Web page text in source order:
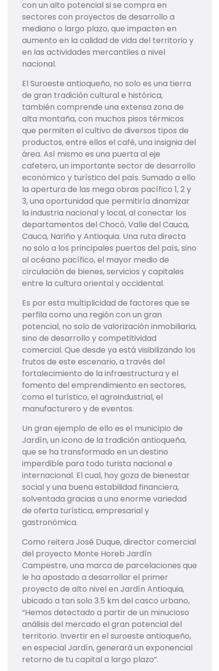
con un alto potencial si se compra en
sectores con proyectos de desarrollo a
mediano o largo plazo, que impacten en
aumento en la calidad de vida del territorio y
en las actividades mercantiles a nivel
nacional.
El Suroeste antioqueño, no solo es una tierra
de gran tradición cultural e histórica,
también comprende una extensa zona de
alta montaña, con muchos pisos térmicos
que permiten el cultivo de diversos tipos de
productos, entre ellos el café, una insignia del
área. Así mismo es una puerta al eje
cafetero, un importante sector de desarrollo
económico y turístico del país. Sumado a ello
la apertura de las mega obras pacífico 1, 2 y
3, una oportunidad que permitiría dinamizar
la industria nacional y local, al conectar los
departamentos del Chocó, Valle del Cauca,
Cauca, Nariño y Antioquia. Una ruta directa
no solo a los principales puertos del país, sino
al océano pacífico, el mayor medio de
circulación de bienes, servicios y capitales
entre la cultura oriental y occidental.
Es por esta multiplicidad de factores que se
perfila como una región con un gran
potencial, no solo de valorización inmobiliaria,
sino de desarrollo y competitividad
comercial. Que desde ya está visibilizando los
frutos de este escenario, a través del
fortalecimiento de la infraestructura y el
fomento del emprendimiento en sectores,
como el turístico, el agroindustrial, el
manufacturero y de eventos.
Un gran ejemplo de ello es el municipio de
Jardín, un icono de la tradición antioqueña,
que se ha transformado en un destino
imperdible para todo turista nacional e
internacional. El cual, hoy goza de bienestar
social y una buena estabilidad financiera,
solventada gracias a una enorme variedad
de oferta turística, empresarial y
gastronómica.
Como reitera José Duque, director comercial
del proyecto Monte Horeb Jardín
Campestre, una marca de parcelaciones que
le ha apostado a desarrollar el primer
proyecto de alto nivel en Jardín Antioquia,
ubicado a tan solo 3.5 km del casco urbano,
“Hemos detectado a partir de un minucioso
análisis del mercado el gran potencial del
territorio. Invertir en el suroeste antioqueño,
en especial Jardín, generará un exponencial
retorno de tu capital a largo plazo”.